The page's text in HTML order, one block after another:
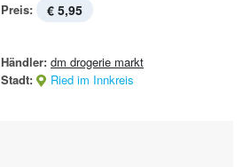
Preis: € 5,95
Händler: dm drogerie markt
Stadt:
Ried im Innkreis